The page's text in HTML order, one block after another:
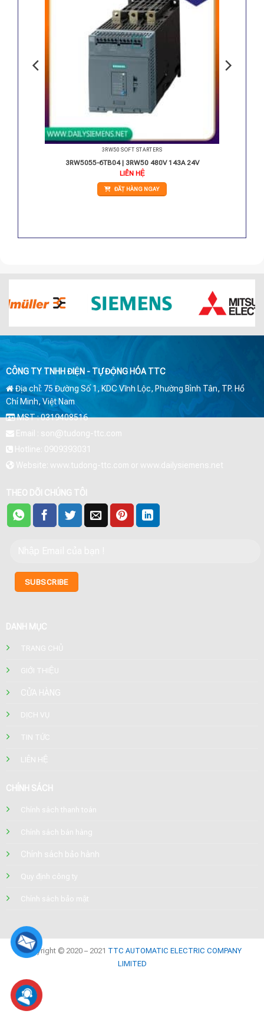
3RW50 SOFT STARTERS
3RW5055-6TB04 | 3RW50 480V 143A 24V
LIÊN HỆ
ĐẶT HÀNG NGAY
CÔNG TY TNHH ĐIỆN - TỰ ĐỘNG HÓA TTC
Địa chỉ: 75 Đường Số 1, KDC Vĩnh Lộc, Phường Bình Tân, TP. Hồ
Chí Minh, Việt Nam
MST : 0319408516
Email : son@tudong-ttc.com
Hotline: 0909393031
Website: www.tudong-ttc.com or www.dailysiemens.net
THEO DÕI CHÚNG TÔI
DANH MỤC
TRANG CHỦ
GIỚI THIỆU
CỬA HÀNG
DỊCH VỤ
TIN TỨC
LIÊN HỆ
CHÍNH SÁCH
Chính sách thanh toán
Chính sách bán hàng
Chính sách bảo hành
Quy định công ty
Chính sách bảo mật
Copyright © 2020 – 2021 TTC AUTOMATIC ELECTRIC COMPANY
LIMITED